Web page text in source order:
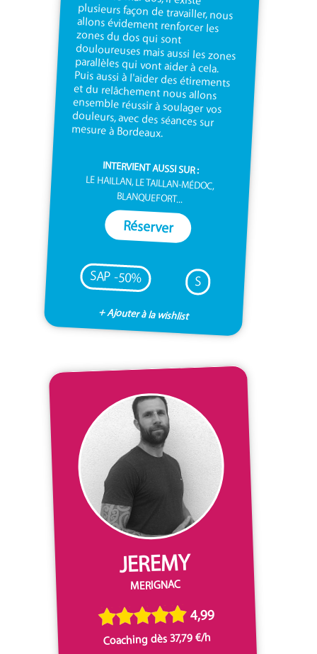
mesure à Bordeaux.
INTERVIENT AUSSI SUR :
LE HAILLAN, LE TAILLAN-MÉDOC,
BLANQUEFORT...
Réserver
SAP -50% S
+ Ajouter à la wishlist
JEREMY
MERIGNAC
4,99
Coaching dès 37,79 €/h